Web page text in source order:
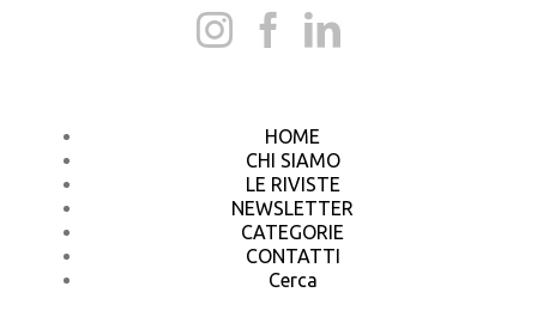
HOME
CHI SIAMO
LE RIVISTE
NEWSLETTER
CATEGORIE
CONTATTI
Cerca